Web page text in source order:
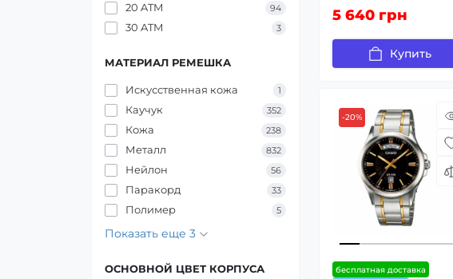
20 ATM 94
30 ATM 3
МАТЕРИАЛ РЕМЕШКА
Искусственная кожа 1
Каучук 352
Кожа 238
Металл 832
Нейлон 56
Паракорд 33
Полимер 5
Показать еще 3
ОСНОВНОЙ ЦВЕТ КОРПУСА
5 640 грн
Купить
-20%
бесплатная доставка